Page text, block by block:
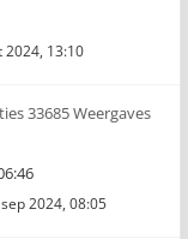
2024, 13:10
33685 Weergaves
2024, 08:05